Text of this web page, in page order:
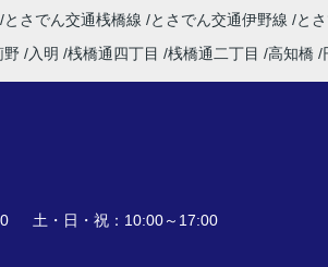
とさでん交通桟橋線 とさでん交通伊野線 と
野 入明 桟橋通四丁目 桟橋通二丁目 高知橋
土・日・祝：10:00～17:00